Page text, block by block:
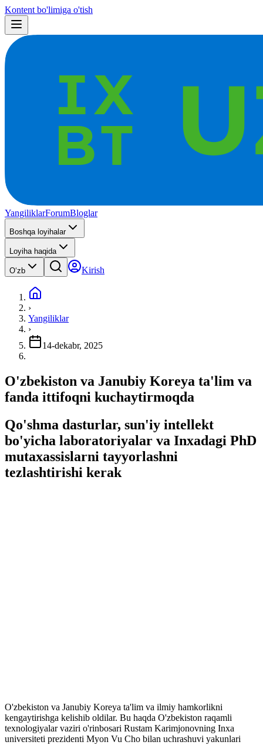
Kontent bo'limiga o'tish
YangiliklarForumBloglar
Boshqa loyihalar
Loyiha haqida
Oʻzb Kirish
›
Yangiliklar
›
14-dekabr, 2025
O'zbekiston va Janubiy Koreya ta'lim va
fanda ittifoqni kuchaytirmoqda
Qo'shma dasturlar, sun'iy intellekt
bo'yicha laboratoriyalar va Inxadagi PhD
mutaxassislarni tayyorlashni
tezlashtirishi kerak
O'zbekiston va Janubiy Koreya ta'lim va ilmiy hamkorlikni
kengaytirishga kelishib oldilar. Bu haqda O'zbekiston raqamli
texnologiyalar vaziri o'rinbosari Rustam Karimjonovning Inxa
universiteti prezidenti Myon Vu Cho bilan uchrashuvi yakunlari